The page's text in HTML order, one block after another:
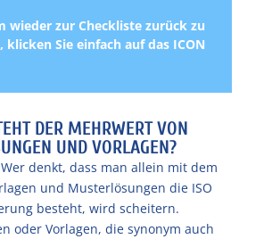
wieder zur Checkliste zurück zu
klicken Sie einfach auf das ICON
DER MEHRWERT VON
UND VORLAGEN?
denkt, dass man allein mit dem
und Musterlösungen die ISO
besteht, wird scheitern.
oder Vorlagen, die synonym auch